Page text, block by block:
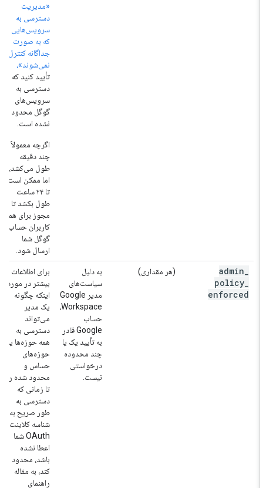
«مدیریت
دسترسی به
سرویس‌هایی
که به صورت
جداگانه کنترل
نمی‌شوند»،
تأیید کنید که
دسترسی به
سرویس‌های
گوگل محدود
نشده است.
اگرچه معمولاً
چند دقیقه
طول می‌کشد،
اما ممکن است
تا ۲۴ ساعت
طول بکشد تا
مجوز برای همه
کاربران حساب
گوگل شما
ارسال شود.
admin
policy
enforced
(هر مقداری)
به دلیل
سیاست‌های
مدیر Google
Workspace،
حساب
Google قادر
به تأیید یک یا
چند محدوده
درخواستی
نیست.
برای اطلاعات
بیشتر در مورد
اینکه چگونه
یک مدیر
می‌تواند
دسترسی به
همه حوزه‌ها یا
حوزه‌های
حساس و
محدود شده را
تا زمانی که
دسترسی به
طور صریح به
شناسه کلاینت
OAuth شما
اعطا نشده
باشد، محدود
کند، به مقاله
راهنمای